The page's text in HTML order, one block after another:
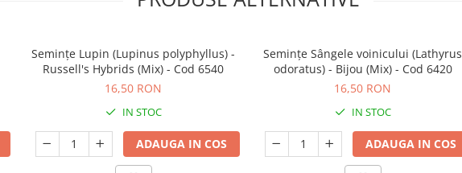
Semințe Lupin (Lupinus polyphyllus) -
Russell's Hybrids (Mix) - Cod 6540
16,50 RON
IN STOC
ADAUGA IN COS
Semințe Sângele voinicului (Lathyrus
odoratus) - Bijou (Mix) - Cod 6420
16,50 RON
IN STOC
ADAUGA IN COS